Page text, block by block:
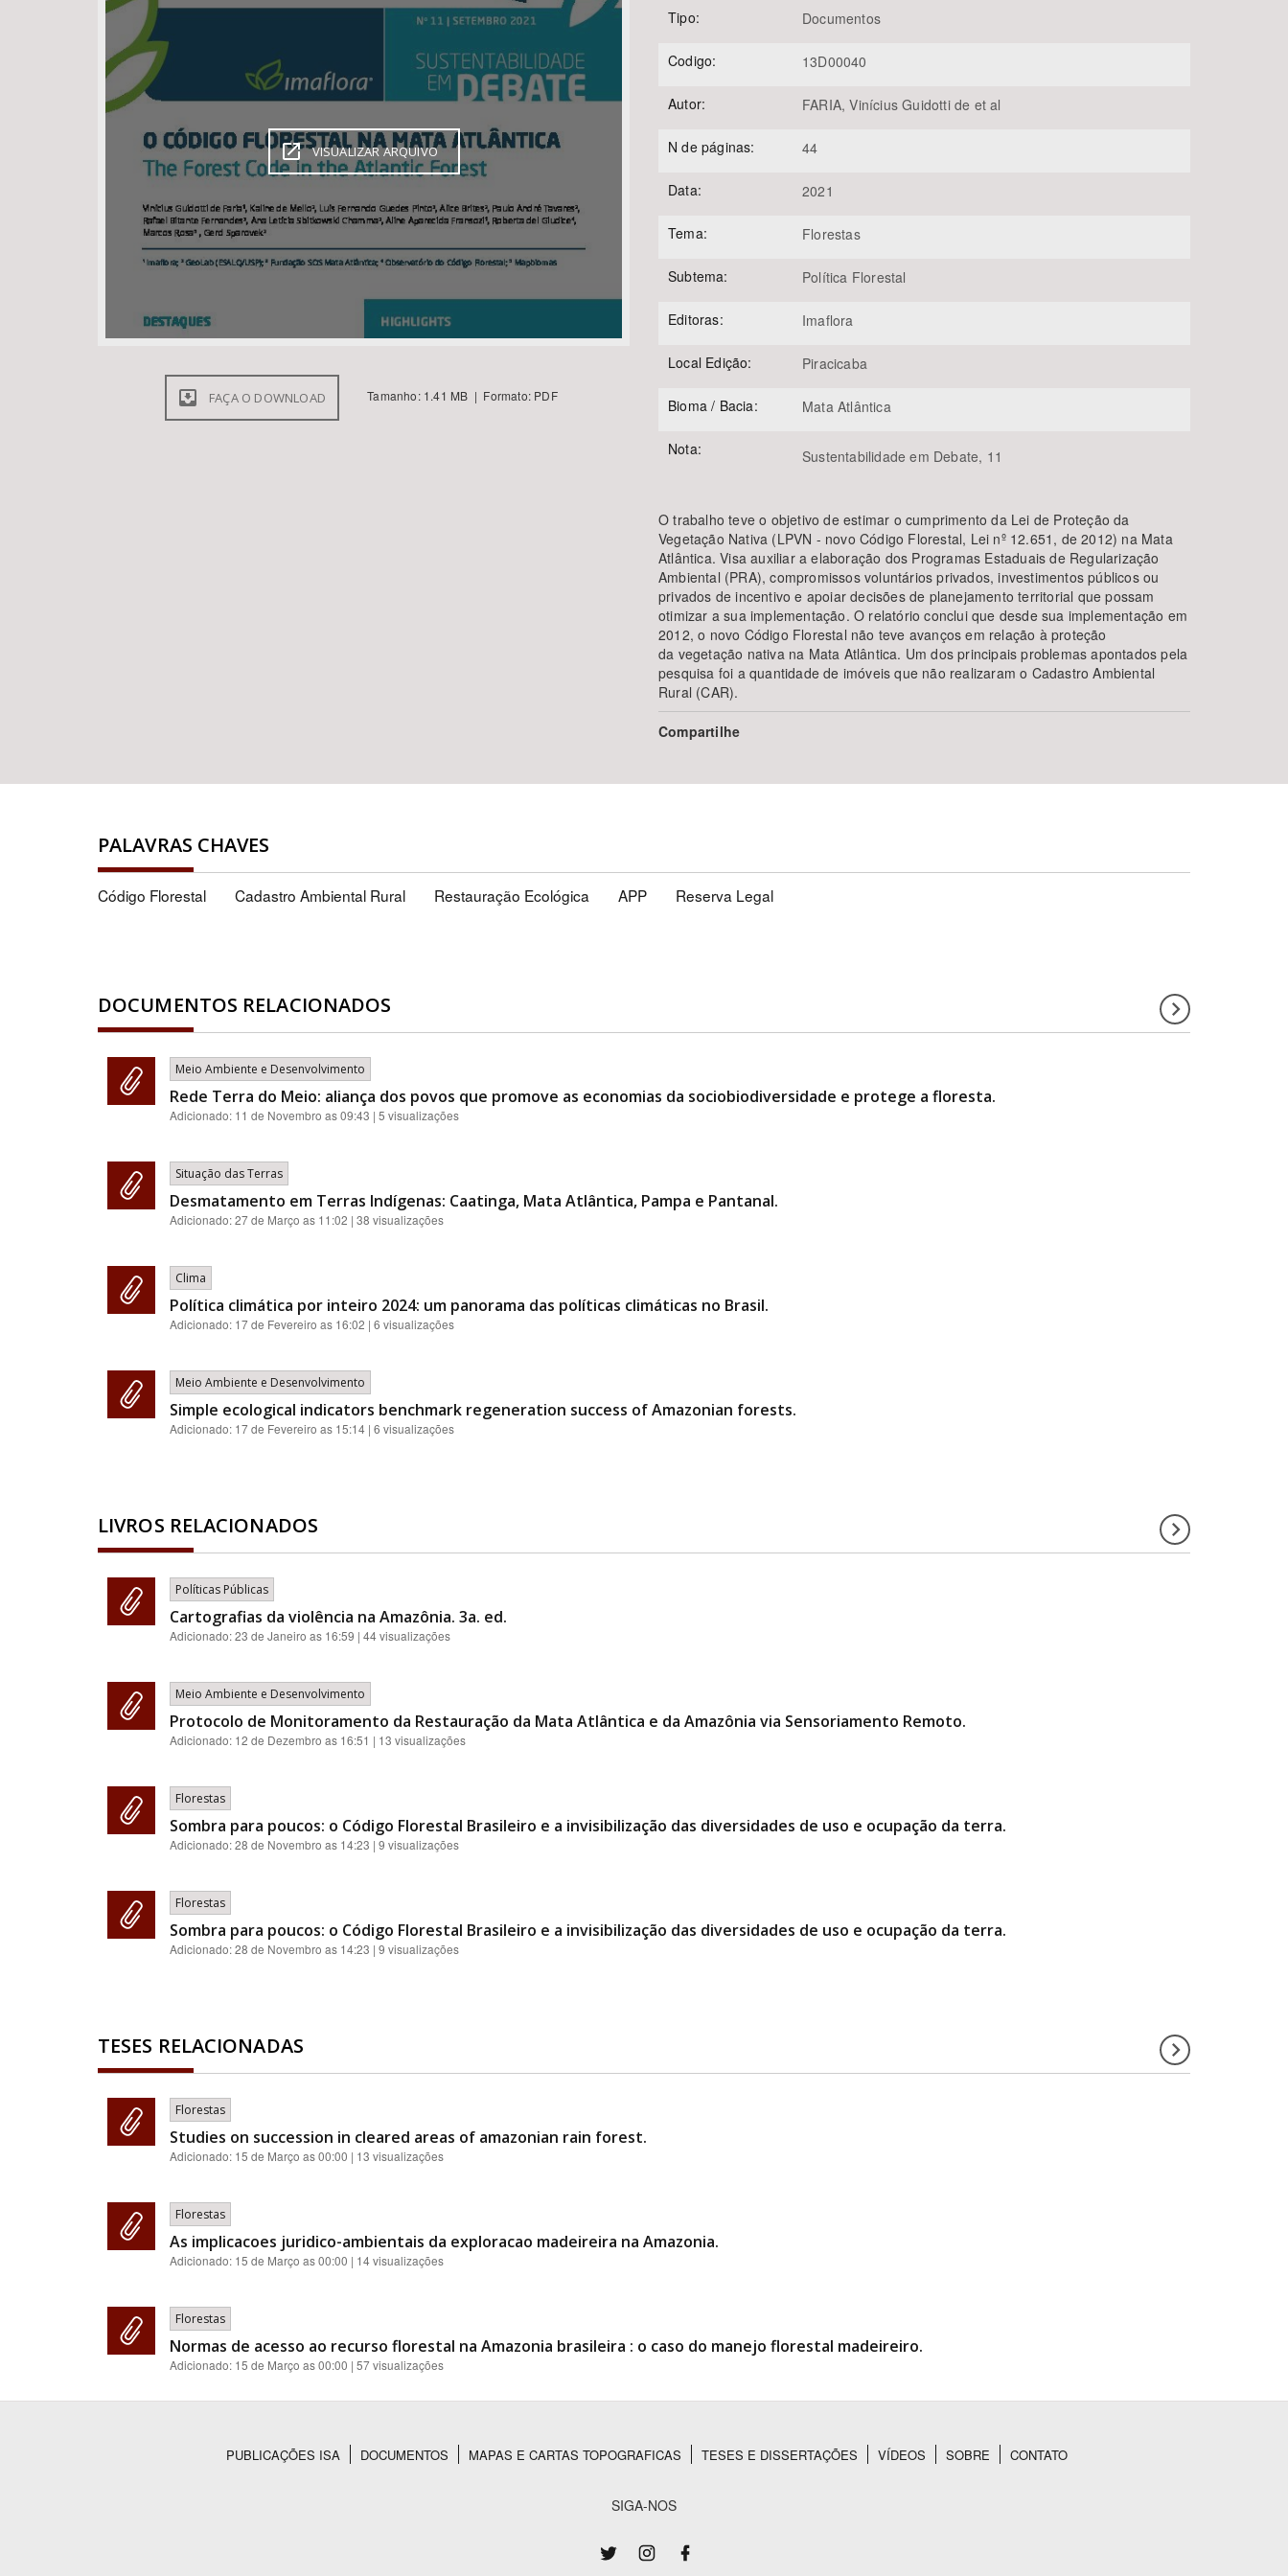
Área de Levantamento
VISUALIZAR ARQUIVO
FAÇA O DOWNLOAD Tamanho: 1.41 MB | Formato: PDF
Tipo: Documentos
Codigo: 13D00040
Autor: FARIA, Vinícius Guidotti de et al
N de páginas: 44
Data: 2021
Tema: Florestas
Subtema: Política Florestal
Editoras: Imaflora
Local Edição: Piracicaba
Bioma / Bacia: Mata Atlântica
Nota: Sustentabilidade em Debate, 11
O trabalho teve o objetivo de estimar o cumprimento da Lei de Proteção da
Vegetação Nativa (LPVN - novo Código Florestal, Lei nº 12.651, de 2012) na Mata
Atlântica. Visa auxiliar a elaboração dos Programas Estaduais de Regularização
Ambiental (PRA), compromissos voluntários privados, investimentos públicos ou
privados de incentivo e apoiar decisões de planejamento territorial que possam
otimizar a sua implementação. O relatório conclui que desde sua implementação em
2012, o novo Código Florestal não teve avanços em relação à proteção
da vegetação nativa na Mata Atlântica. Um dos principais problemas apontados pela
pesquisa foi a quantidade de imóveis que não realizaram o Cadastro Ambiental
Rural (CAR).
Compartilhe
PALAVRAS CHAVES
Código Florestal Cadastro Ambiental Rural Restauração Ecológica APP Reserva Legal
DOCUMENTOS RELACIONADOS
Meio Ambiente e Desenvolvimento
Rede Terra do Meio: aliança dos povos que promove as economias da sociobiodiversidade e protege a floresta.
Adicionado: 11 de Novembro as 09:43 | 5 visualizações
Situação das Terras
Desmatamento em Terras Indígenas: Caatinga, Mata Atlântica, Pampa e Pantanal.
Adicionado:27 de Março as 11:02 | 38 visualizações
Clima
Política climática por inteiro 2024: um panorama das políticas climáticas no Brasil.
Adicionado: 17 de Fevereiro as 16:02 | 6 visualizações
Meio Ambiente e Desenvolvimento
Simple ecological indicators benchmark regeneration success of Amazonian forests.
Adicionado: 17 de Fevereiro as 15:14 | 6 visualizações
LIVROS RELACIONADOS
Políticas Públicas
Cartografias da violência na Amazônia. 3a. ed.
Adicionado:23 de Janeiro as 16:59 | 44 visualizações
Meio Ambiente e Desenvolvimento
Protocolo de Monitoramento da Restauração da Mata Atlântica e da Amazônia via Sensoriamento Remoto.
Adicionado: 12 de Dezembro as 16:51 | 13 visualizações
Florestas
Sombra para poucos: o Código Florestal Brasileiro e a invisibilização das diversidades de uso e ocupação da terra.
Adicionado:28 de Novembro as 14:23 | 9 visualizações
Florestas
Sombra para poucos: o Código Florestal Brasileiro e a invisibilização das diversidades de uso e ocupação da terra.
Adicionado:28 de Novembro as 14:23 | 9 visualizações
TESES RELACIONADAS
Florestas
Studies on succession in cleared areas of amazonian rain forest.
Adicionado: 15 de Março as 00:00 | 13 visualizações
Florestas
As implicacoes juridico-ambientais da exploracao madeireira na Amazonia.
Adicionado: 15 de Março as 00:00 | 14 visualizações
Florestas
Normas de acesso ao recurso florestal na Amazonia brasileira : o caso do manejo florestal madeireiro.
Adicionado: 15 de Março as 00:00 | 57 visualizações
PUBLICAÇÕES ISA DOCUMENTOS MAPAS E CARTAS TOPOGRAFICAS TESES E DISSERTAÇÕES VÍDEOS SOBRE CONTATO
SIGA-NOS